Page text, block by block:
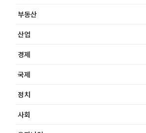
부동산
산업
경제
국제
정치
사회